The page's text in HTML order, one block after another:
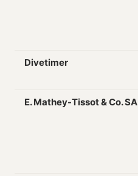
Divetimer
E. Mathey-Tissot & Co. SA